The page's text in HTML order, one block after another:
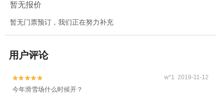
暂无报价
暂无门票预订，我们正在努力补充
用户评论

 w*1 2019-11-12
今年滑雪场什么时候开？